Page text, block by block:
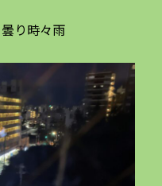
り時々雨